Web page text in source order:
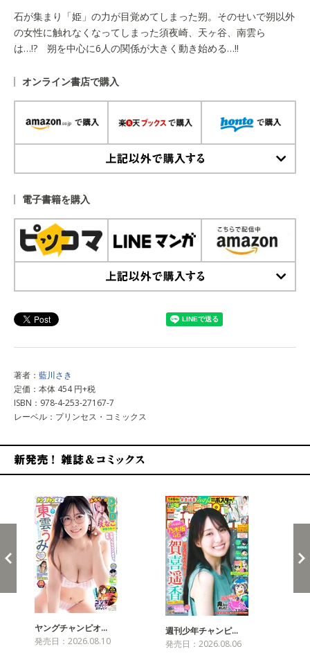
石が集まり「姫」の力が目覚めてしまった朔。そのせいで朔以外
の女性に触れなくなってしまった須夜崎、天ヶ谷、南雲ら
は…!? 朔を中心に6人の関係が大きく動き始める…!!
オンライン書店で購入
電子書籍を購入
著者： 藍川さき
定価：本体 454 円+税
ISBN：978-4-253-27167-7
レーベル：プリンセス・コミックス
ヤングチャンピオ…
発売日：2026.08.10
週刊少年チャンピ…
発売日：2026.08.06